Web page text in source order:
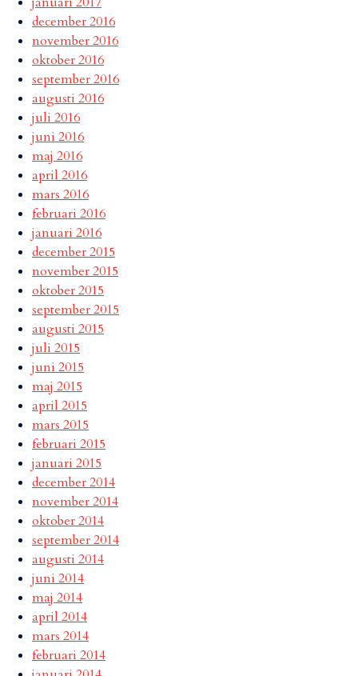
december 2016
november 2016
oktober 2016
september 2016
augusti 2016
juli 2016
juni 2016
maj 2016
april 2016
mars 2016
februari 2016
januari 2016
december 2015
november 2015
oktober 2015
september 2015
augusti 2015
juli 2015
juni 2015
maj 2015
april 2015
mars 2015
februari 2015
januari 2015
december 2014
november 2014
oktober 2014
september 2014
augusti 2014
juni 2014
maj 2014
april 2014
mars 2014
februari 2014